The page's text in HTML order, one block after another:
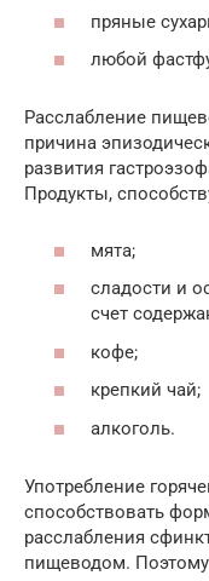
пряные
любой
Расслабление
причина
развития
Продукты,
мята;
сладости и
счет
кофе;
крепкий чай;
алкоголь.
Употребление
способствовать
расслабления
пищеводом.